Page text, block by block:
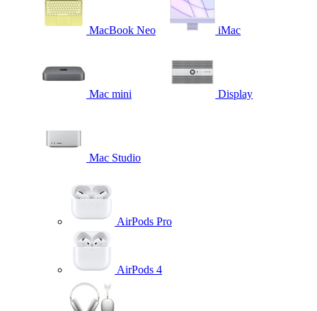
MacBook Neo iMac
Mac mini Display
Mac Studio
AirPods Pro
AirPods 4